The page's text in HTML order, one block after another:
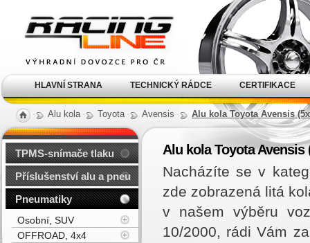
Alu kola Toyota Avensis Alu kola Toyota Avensis
Alu kola Toyota Avensis
Nacházíte se v
zde zobrazená litá
v našem výběru
10/2000, rádi Vám
TPMS-snímače tlaku
Příslušenství alu a pneu
Pneumatiky
Osobní, SUV
OFFROAD, 4x4
kola Racing Line
HLAVNÍ STRANA TECHNICKÝ RÁDCE CERTIFIKACE